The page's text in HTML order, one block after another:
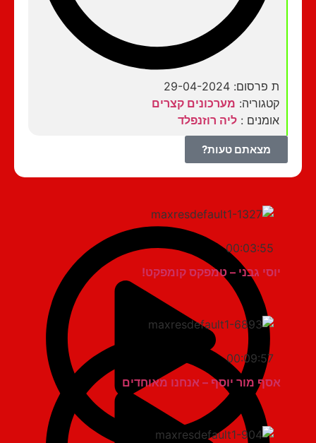
ת פרסום: 29-04-2024
קטגוריה:מערכונים קצרים
אומנים :ליה רוזנפלד
מצאתם טעות?
00:03:55
יוסי גבני – טמפקס קומפקט!
00:09:57
אסף מור יוסף – אנחנו מאוחדים